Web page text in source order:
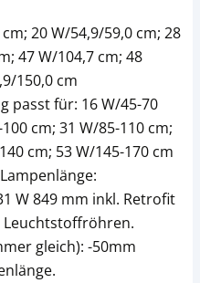
20 W/54,9/59,0 cm; 28
47 W/104,7 cm; 48
150,0 cm
passt für: 16 W/45-70
cm; 31 W/85-110 cm;
cm; 53 W/145-170 cm
W 849 mm inkl. Retrofit
gleich): -50mm